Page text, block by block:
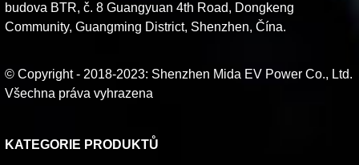
budova BTR, č. 8 Guangyuan 4th Road, Dongkeng
Community, Guangming District, Shenzhen, Čína.
© Copyright - 2018-2023: Shenzhen Mida EV Power Co., Ltd.
Všechna práva vyhrazena
KATEGORIE PRODUKTŮ